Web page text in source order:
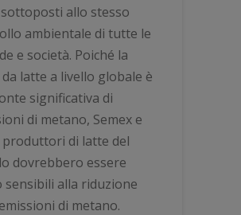
allo stesso
ambientale di tutte le
e società. Poiché la
da latte a livello globale è
significativa di
di metano, Semex e
di latte del
dovrebbero essere
sensibili alla riduzione
di metano.